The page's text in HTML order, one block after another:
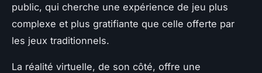
public, qui cherche une expérience de jeu plus
complexe et plus gratifiante que celle offerte par
les jeux traditionnels.
La réalité virtuelle, de son côté, offre une